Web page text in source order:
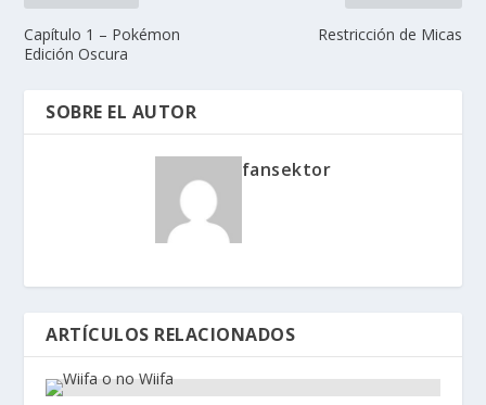
Capítulo 1 – Pokémon
Edición Oscura
Restricción de Micas
SOBRE EL AUTOR
fansektor
ARTÍCULOS RELACIONADOS